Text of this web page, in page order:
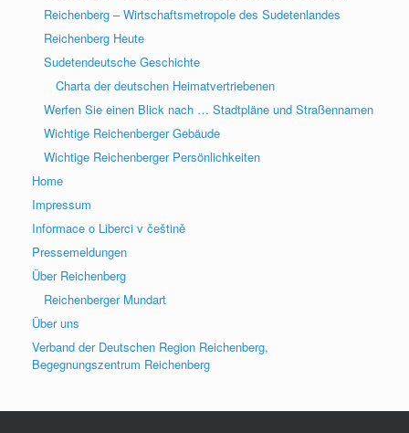
Reichenberg – Wirtschaftsmetropole des Sudetenlandes
Reichenberg Heute
Sudetendeutsche Geschichte
Charta der deutschen Heimatvertriebenen
Werfen Sie einen Blick nach … Stadtpläne und Straßennamen
Wichtige Reichenberger Gebäude
Wichtige Reichenberger Persönlichkeiten
Home
Impressum
Informace o Liberci v češtině
Pressemeldungen
Über Reichenberg
Reichenberger Mundart
Über uns
Verband der Deutschen Region Reichenberg,
Begegnungszentrum Reichenberg